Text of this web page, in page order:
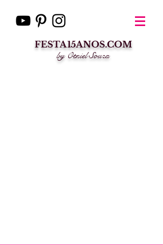
FESTA15ANOS.COM
by Otniel Souza